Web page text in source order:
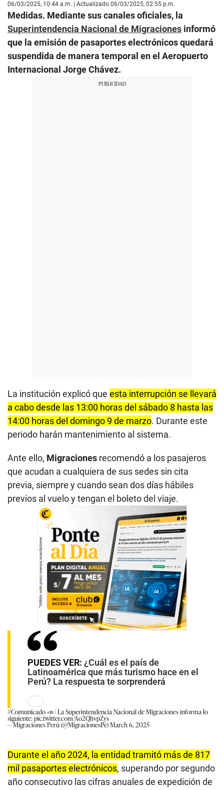
06/03/2025, 10:44 a.m. | Actualizado 06/03/2025, 02:55 p.m.
Medidas. Mediante sus canales oficiales, la
Superintendencia Nacional de Migraciones informó
que la emisión de pasaportes electrónicos quedará
suspendida de manera temporal en el Aeropuerto
Internacional Jorge Chávez.
La institución explicó que esta interrupción se llevará
a cabo desde las 13:00 horas del sábado 8 hasta las
14:00 horas del domingo 9 de marzo. Durante este
periodo harán mantenimiento al sistema.
Ante ello, Migraciones recomendó a los pasajeros
que acudan a cualquiera de sus sedes sin cita
previa, siempre y cuando sean dos días hábiles
previos al vuelo y tengan el boleto del viaje.
PUEDES VER: ¿Cuál es el país de
Latinoamérica que más turismo hace en el
Perú? La respuesta te sorprenderá
#Comunicado📣 | La Superintendencia Nacional de Migraciones informa lo
siguiente:pic.twitter.com/Ao2QhvpZys
— Migraciones Perú (@MigracionesPe)March 6, 2025
Durante el año 2024, la entidad tramitó más de 817
mil pasaportes electrónicos, superando por segundo
año consecutivo las cifras anuales de expedición de